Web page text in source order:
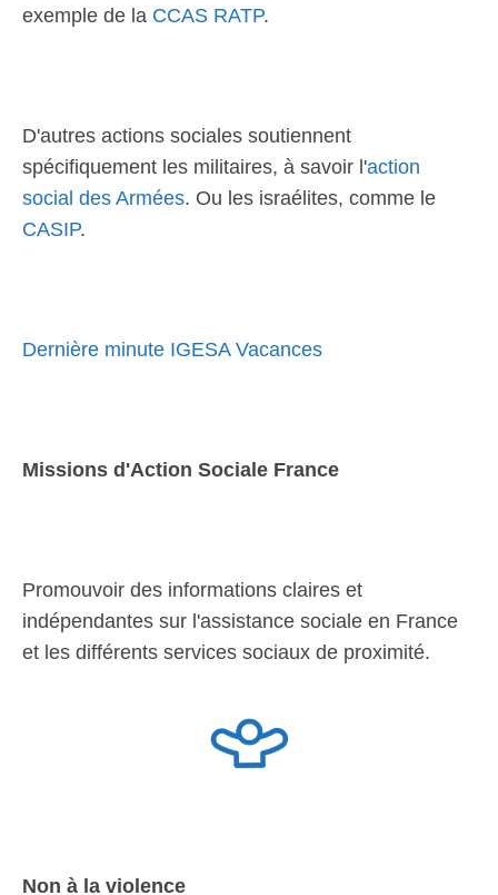
exemple de la CCAS RATP.
D'autres actions sociales soutiennent
spécifiquement les militaires, à savoir l'action
social des Armées. Ou les israélites, comme le
CASIP.
Dernière minute IGESA Vacances
Missions d'Action Sociale France
Promouvoir des informations claires et
indépendantes sur l'assistance sociale en France
et les différents services sociaux de proximité.
Non à la violence